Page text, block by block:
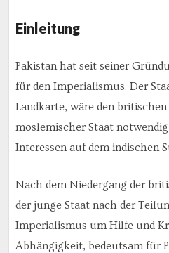
Einleitung
Pakistan hat seit seiner
für den Imperialismus. Der
Landkarte, wäre den
moslemischer Staat
Interessen auf dem indischen
Nach dem Niedergang der
der junge Staat nach der
Imperialismus um Hilfe und
Abhängigkeit, bedeutsam für